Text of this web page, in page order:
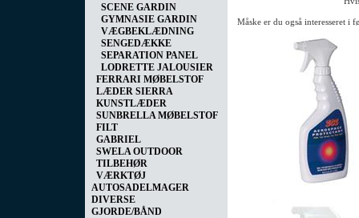
SCENE GARDIN
GYMNASIE GARDIN
VÆGBEKLÆDNING
SENGEDÆKKE
SEPARATION PANEL
LODRETTE JALOUSIER
FERRARI MØBELSTOF
LÆDER SIERRA
KUNSTLÆDER
SUNBRELLA MØBELSTOF
FILT
GABRIEL
SWELA OUTDOOR
TILBEHØR
VÆRKTØJ
AUTOSADELMAGER
DIVERSE
GJORDE/BÅND
Måske er du også interesseret i